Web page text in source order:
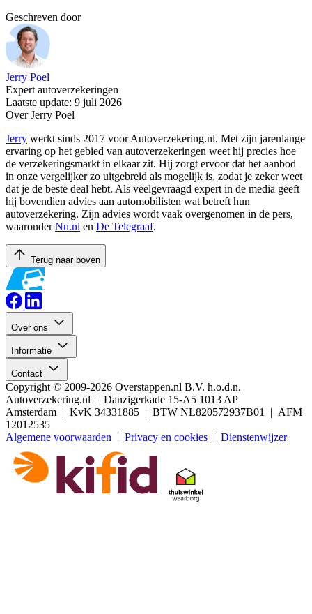
Geschreven door
Jerry Poel
Expert autoverzekeringen
Laatste update: 9 juli 2026
Over Jerry Poel
Jerry werkt sinds 2017 voor Autoverzekering.nl. Met zijn jarenlange
ervaring op het gebied van autoverzekeringen weet hij precies hoe
de verzekeringsmarkt in elkaar zit. Hij zorgt ervoor dat het aanbod
in onze vergelijker zo uitgebreid als mogelijk is, zodat je zeker weet
dat je de beste deal hebt. Als veelgevraagd expert in de media geeft
hij bovendien advies aan automobilisten wat betreft hun
autoverzekering. Zijn advies wordt vaak overgenomen in de pers,
waaronderNu.nl en De Telegraaf.
Terug naar boven
Over ons
Informatie
Contact
Copyright © 2009-2026 Overstappen.nl B.V. h.o.d.n.
Autoverzekering.nl | Danzigerkade 15-A5 1013 AP
Amsterdam | KvK 34331885 | BTW NL820572937B01 | AFM
12012535
Algemene voorwaarden | Privacy en cookies | Dienstenwijzer